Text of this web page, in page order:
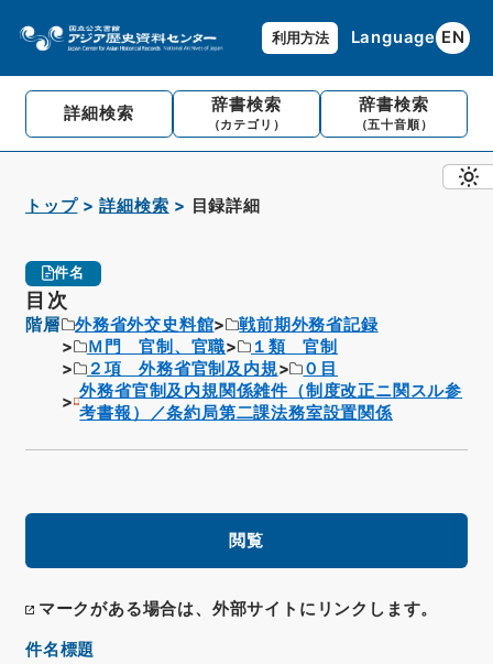
利用方法 Language EN
詳細検索 辞書検索
（カテゴリ）
辞書検索
（五十音順）
トップ 詳細検索 目録詳細
件名
目次
階層 外務省外交史料館
戦前期外務省記録
Ｍ門 官制、官職
１類 官制
２項 外務省官制及内規
０目
外務省官制及内規関係雑件（制度改正ニ関スル参
考書報）／条約局第二課法務室設置関係
閲覧
マークがある場合は、外部サイトにリンクします。
件名標題